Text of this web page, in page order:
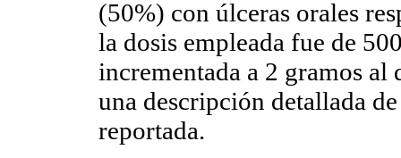
(50%) con úlceras orales
la dosis empleada fue de
incrementada a 2 gramos
una descripción detallada
reportada.